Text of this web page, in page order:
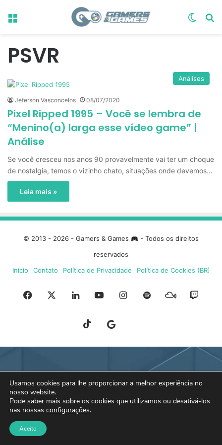
Menu
PSVR
Análises
Jeferson Vasconcelos 08/07/2020
Pixel Ripped 1995 – Você se lembra de
“Menino(a) larga esse vídeo game” |
Análise
Se você cresceu nos anos 90 provavelmente vai ter um choque
de nostalgia, temos o vizinho chato, situações onde devemos…
Leia mais »
© 2013 - 2026 - Gamers & Games
- Todos os direitos
reservados
Início
Contato Política de Privacidade Política de Cookies (BR)
Facebook LinkedinYouTubeInstagram
SpotifyMixcloud
TikTokGoogle
NewsSky
Usamos cookies para lhe proporcionar a melhor experiência no
nosso website.
Pode saber mais sobre os cookies que utilizamos ou desativá-los
nas nossas configurações.
Aceito